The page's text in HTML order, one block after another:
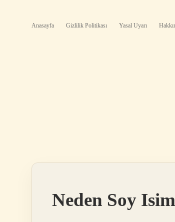
Anasayfa Gizlilik Politikası Yasal Uyarı
Neden Soy